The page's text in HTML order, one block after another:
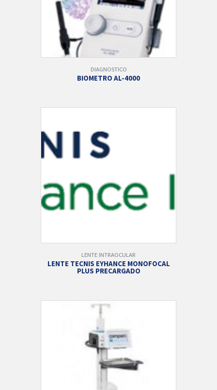
DIAGNOSTICO
BIOMETRO AL-4000
LENTE INTRAOCULAR
LENTE TECNIS EYHANCE MONOFOCAL
PLUS PRECARGADO